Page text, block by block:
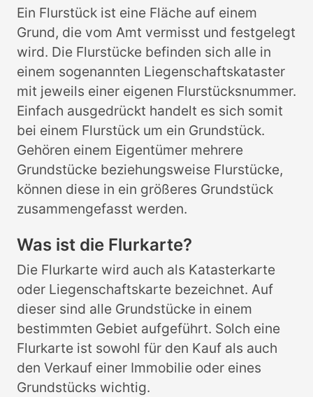
Ein Flurstück ist eine Fläche auf einem
Grund, die vom Amt vermisst und festgelegt
wird. Die Flurstücke befinden sich alle in
einem sogenannten Liegenschaftskataster
mit jeweils einer eigenen Flurstücksnummer.
Einfach ausgedrückt handelt es sich somit
bei einem Flurstück um ein Grundstück.
Gehören einem Eigentümer mehrere
Grundstücke beziehungsweise Flurstücke,
können diese in ein größeres Grundstück
zusammengefasst werden.
Was ist die Flurkarte?
Die Flurkarte wird auch als Katasterkarte
oder Liegenschaftskarte bezeichnet. Auf
dieser sind alle Grundstücke in einem
bestimmten Gebiet aufgeführt. Solch eine
Flurkarte ist sowohl für den Kauf als auch
den Verkauf einer Immobilie oder eines
Grundstücks wichtig.